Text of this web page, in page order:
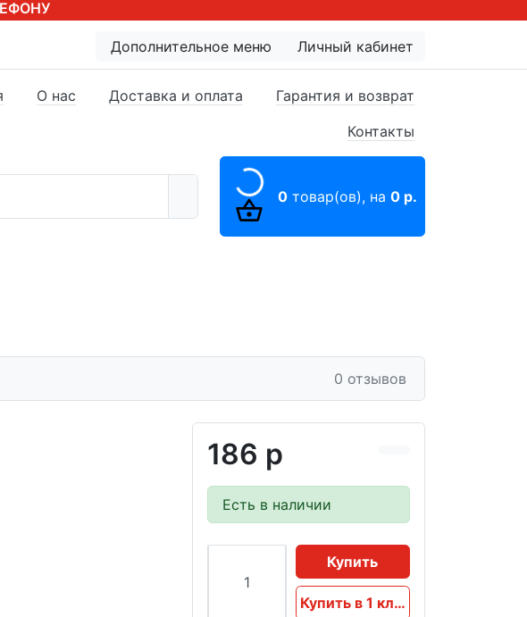
Дополнительное меню Личный кабинет
О нас Доставка и оплата
Гарантия и возврат
Контакты
0 товар(ов), на 0 р.
0 отзывов
186 р
Есть в наличии
Купить
Купить в 1 клик